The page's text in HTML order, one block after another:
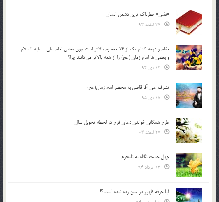
«نفس» خطرناک ترین دشمن انسان
مقام و درجه كدام يك از 14 معصوم بالاتر است چون بعضي امام علي ـ عليه السلام ـ
و بعضي ها امام زمان (عج) را از همه بالاتر مي دانند چرا؟
تشرف علي آقا قاضي به محضر امام زمان(عج)
طرح همگانی خواندن دعای فرج در لحظه تحویل سال
چهل حدیث نگاه به نامحرم
آیا جرقه ظهور در یمن زده شده است ؟!